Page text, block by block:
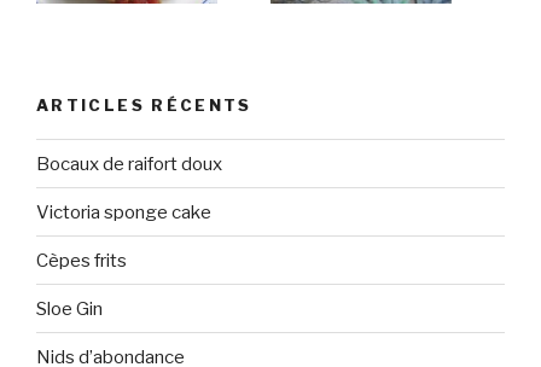
ARTICLES RÉCENTS
Bocaux de raifort doux
Victoria sponge cake
Cèpes frits
Sloe Gin
Nids d’abondance